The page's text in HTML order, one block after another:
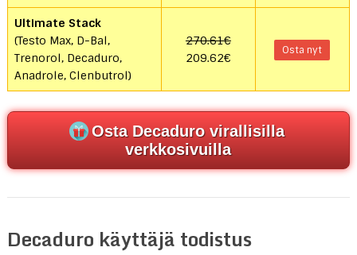
Ultimate Stack
(Testo Max, D-Bal,
Trenorol, Decaduro,
Anadrole, Clenbutrol)
270.61€
209.62€
Osta nyt
Osta Decaduro virallisilla
verkkosivuilla
Decaduro käyttäjä todistus